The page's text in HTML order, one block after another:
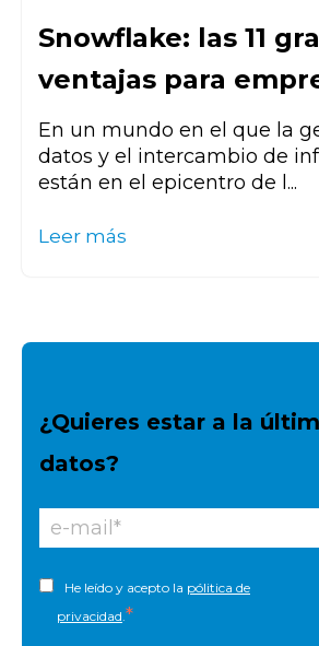
Snowflake: las 11
ventajas para
En un mundo en el que la
datos y el intercambio de
están en el epicentro de l...
Leer más
¿Quieres estar a la
datos?
He leído y acepto la pólitica de
privacidad *